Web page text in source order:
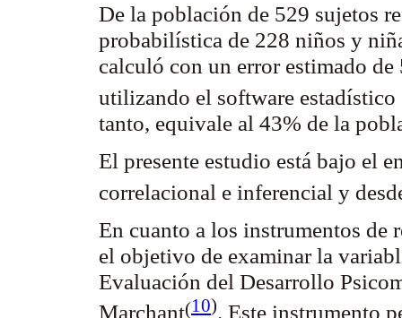
De la población de 529 sujetos
probabilística de 228 niños y
calculó con un error estimado
utilizando el software estadístico
tanto, equivale al 43% de la
El presente estudio está bajo el
correlacional e inferencial y
En cuanto a los instrumentos de
el objetivo de examinar la
Evaluación del Desarrollo
Marchant(10). Este instrumento